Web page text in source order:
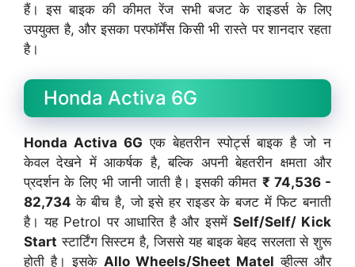
हैं। इस बाइक की कीमत रेंज सभी बजट के राइडर्स के लिए
उपयुक्त है, और इसका परफॉर्मेंस किसी भी रास्ते पर शानदार रहता
है।
Honda Activa 6G
Honda Activa 6G एक बेहतरीन स्पोर्ट्स बाइक है जो न
केवल देखने में आकर्षक है, बल्कि अपनी बेहतरीन क्षमता और
प्रदर्शन के लिए भी जानी जाती है। इसकी कीमत ₹ 74,536 -
82,734के बीच है, जो इसे हर राइडर के बजट में फिट बनाती
है। यह Petrol पर आधारित है और इसमें Self/Self/ Kick
Start स्टार्टिंग सिस्टम है, जिससे यह बाइक बेहद सरलता से शुरू
होती है। इसके Allo Wheels/Sheet Matel व्हील्स और